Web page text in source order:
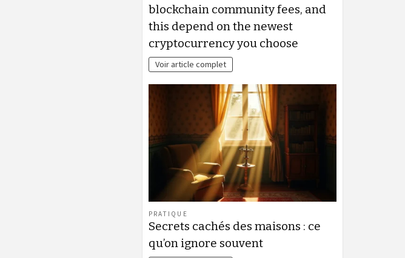
blockchain community fees, and
this depend on the newest
cryptocurrency you choose
Voir article complet
PRATIQUE
Secrets cachés des maisons : ce
qu’on ignore souvent